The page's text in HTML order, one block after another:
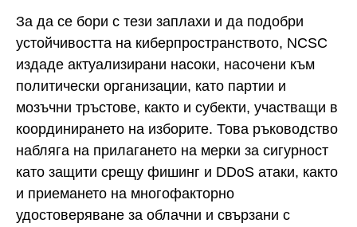
За да се бори с тези заплахи и да подобри
устойчивостта на киберпространството, NCSC
издаде актуализирани насоки, насочени към
политически организации, като партии и
мозъчни тръстове, както и субекти, участващи в
координирането на изборите. Това ръководство
набляга на прилагането на мерки за сигурност
като защити срещу фишинг и DDoS атаки, както
и приемането на многофакторно
удостоверяване за облачни и свързани с